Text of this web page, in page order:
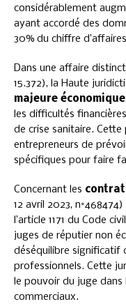
considérablement
ayant accordé des
30% du chiffre
Dans une affaire
15.372), la Haute
majeure économique
les difficultés
de crise sanitaire.
entrepreneurs de
spécifiques pour faire
Concernant les
12 avril 2023,
l’article 1171 du Code
juges de réputier non
déséquilibre significatif
professionnels. Cette
le pouvoir du juge
commerciaux.